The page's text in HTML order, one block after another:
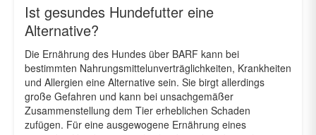
Ist gesundes Hundefutter eine
Alternative?
Die Ernährung des Hundes über BARF kann bei
bestimmten Nahrungsmittelunverträglichkeiten, Krankheiten
und Allergien eine Alternative sein. Sie birgt allerdings
große Gefahren und kann bei unsachgemäßer
Zusammenstellung dem Tier erheblichen Schaden
zufügen. Für eine ausgewogene Ernährung eines